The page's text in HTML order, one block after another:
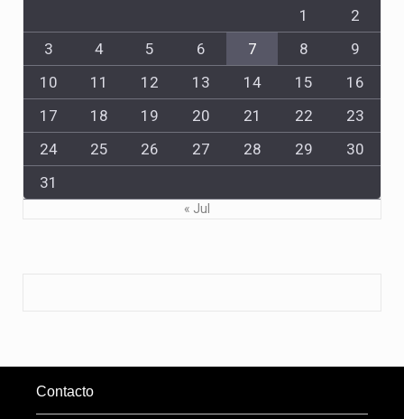
1
2
3
4 5 6 7 8
9
10
11 12 13 14 15
16
17
18 19 20 21 22
23
24
25 26 27 28 29
30
31
« Jul
Contacto